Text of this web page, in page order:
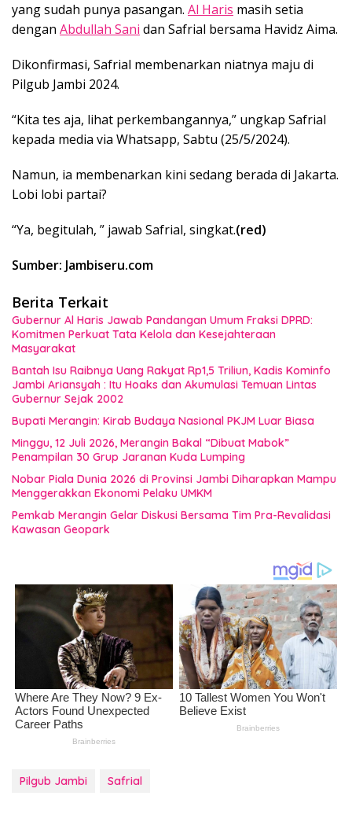
yang sudah punya pasangan. Al Haris masih setia
dengan Abdullah Sani dan Safrial bersama Havidz Aima.
Dikonfirmasi, Safrial membenarkan niatnya maju di
Pilgub Jambi 2024.
“Kita tes aja, lihat perkembangannya,” ungkap Safrial
kepada media via Whatsapp, Sabtu (25/5/2024).
Namun, ia membenarkan kini sedang berada di Jakarta.
Lobi lobi partai?
“Ya, begitulah, ” jawab Safrial, singkat.(red)
Sumber: Jambiseru.com
Berita Terkait
Gubernur Al Haris Jawab Pandangan Umum Fraksi DPRD:
Komitmen Perkuat Tata Kelola dan Kesejahteraan
Masyarakat
Bantah Isu Raibnya Uang Rakyat Rp1,5 Triliun, Kadis Kominfo
Jambi Ariansyah : Itu Hoaks dan Akumulasi Temuan Lintas
Gubernur Sejak 2002
Bupati Merangin: Kirab Budaya Nasional PKJM Luar Biasa
Minggu, 12 Juli 2026, Merangin Bakal “Dibuat Mabok”
Penampilan 30 Grup Jaranan Kuda Lumping
Nobar Piala Dunia 2026 di Provinsi Jambi Diharapkan Mampu
Menggerakkan Ekonomi Pelaku UMKM
Pemkab Merangin Gelar Diskusi Bersama Tim Pra-Revalidasi
Kawasan Geopark
Pilgub Jambi Safrial